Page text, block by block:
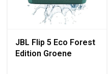
JBL Flip 5 Eco Forest
Edition Groene